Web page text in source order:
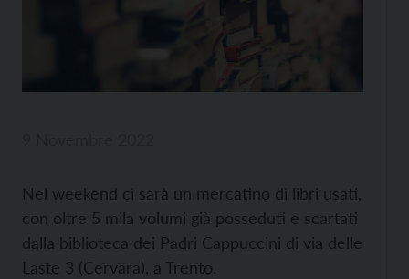
Nel weekend ci sarà un mercatino di libri usati,
con oltre 5 mila volumi già posseduti e scartati
dalla biblioteca dei Padri Cappuccini di via delle
Laste 3 (Cervara), a Trento.